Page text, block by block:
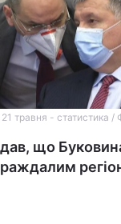
травня - статистика /
що